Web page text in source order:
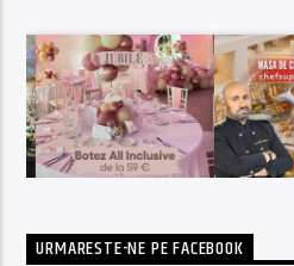
URMARESTE-NE PE FACEBOOK